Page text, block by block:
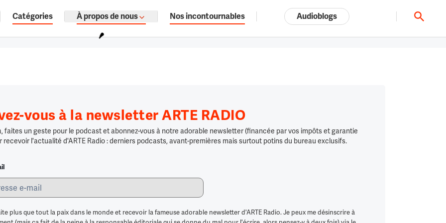
documentaires audio.
Tout l'univers ARTE.tv
Catégories À propos de nous Nos incontournables Audioblogs
vous à la newsletter ARTE RADIO
faites un geste pour le podcast et abonnez-vous à notre adorable newsletter (financée par vos impôts et garantie
recevoir l'actualité d'ARTE Radio : derniers podcasts, avant-premières mais surtout potins du bureau exclusifs.
plus que tout la paix dans le monde et recevoir la fameuse adorable newsletter d'ARTE Radio. Je peux me désinscrire à